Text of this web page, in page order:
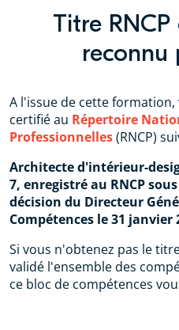
Titre
reconnu
A l'issue de cette
certifié au Répertoire
Professionnelles(RNCP)
Architecte d'intérieur-
7, enregistré au RNCP
décision du Directeur
Compétences le 31 janvier
Si vous n'obtenez pas le
validé l'ensemble des
ce bloc de compétences